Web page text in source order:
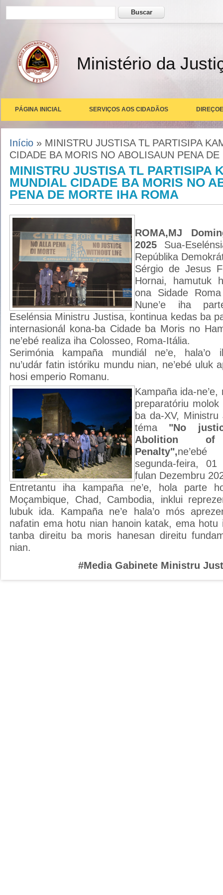
Formulário de busca Buscar
Ministério da
PÁGINA INICIAL SERVIÇOS AOS CIDADÃOS
Você está aqui
Início » MINISTRU JUSTISA TL PARTISIPA
CIDADE BA MORIS NO ABOLISAUN PENA
MINISTRU JUSTISA TL PARTISIPA
MUNDIAL CIDADE BA MORIS NO
PENA DE MORTE IHA ROMA
ROMA,MJ
2025 Sua-
Repúblika
Sérgio de Jesus
Hornai, hamutuk
ona Sidade
Nune’e iha
Eselénsia Ministru Justisa, kontinua kedas ba
internasionál kona-ba Cidade ba Moris no
ne’ebé realiza iha Colosseo, Roma-Itália.
Serimónia kampaña mundiál ne’e, hala’o
nu’udár fatin istóriku mundu nian, ne’ebé uluk
hosi emperio Romanu.
Kampaña ida-
preparatóriu
ba da-XV,
téma "No
Abolition
Penalty",
segunda-feira,
fulan Dezembru
Entretantu iha kampaña ne’e, hola parte
Moçambique, Chad, Cambodia, inklui
lubuk ida. Kampaña ne’e hala’o mós
nafatin ema hotu nian hanoin katak, ema hotu
tanba direitu ba moris hanesan direitu
nian.
#Media Gabinete Ministru